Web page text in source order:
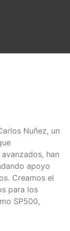
Nuñez, un
han
apoyo
Creamos el
para los
SP500,